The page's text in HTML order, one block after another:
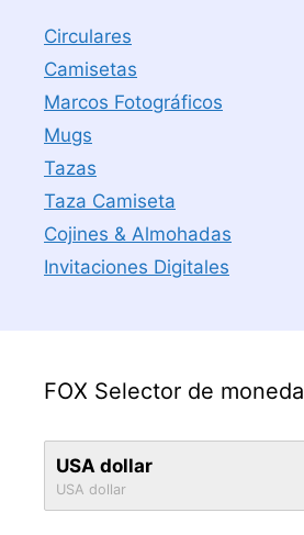
Circulares
Camisetas
Marcos Fotográficos
Mugs
Tazas
Taza Camiseta
Cojines & Almohadas
Invitaciones Digitales
FOX Selector de moneda
USA dollar
USA dollar